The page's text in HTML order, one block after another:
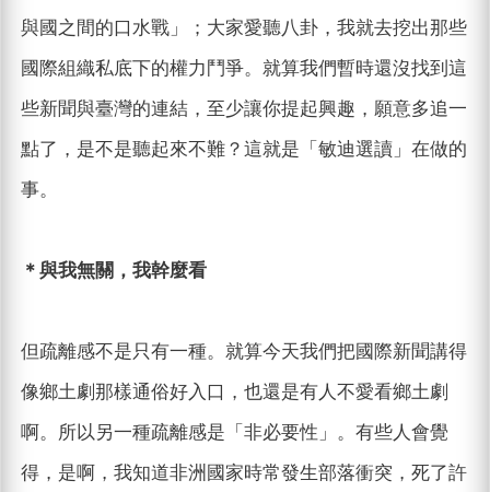
與國之間的口水戰」；大家愛聽八卦，我就去挖出那些
國際組織私底下的權力鬥爭。就算我們暫時還沒找到這
些新聞與臺灣的連結，至少讓你提起興趣，願意多追一
點了，是不是聽起來不難？這就是「敏迪選讀」在做的
事。
＊與我無關，我幹麼看
但疏離感不是只有一種。就算今天我們把國際新聞講得
像鄉土劇那樣通俗好入口，也還是有人不愛看鄉土劇
啊。所以另一種疏離感是「非必要性」。有些人會覺
得，是啊，我知道非洲國家時常發生部落衝突，死了許